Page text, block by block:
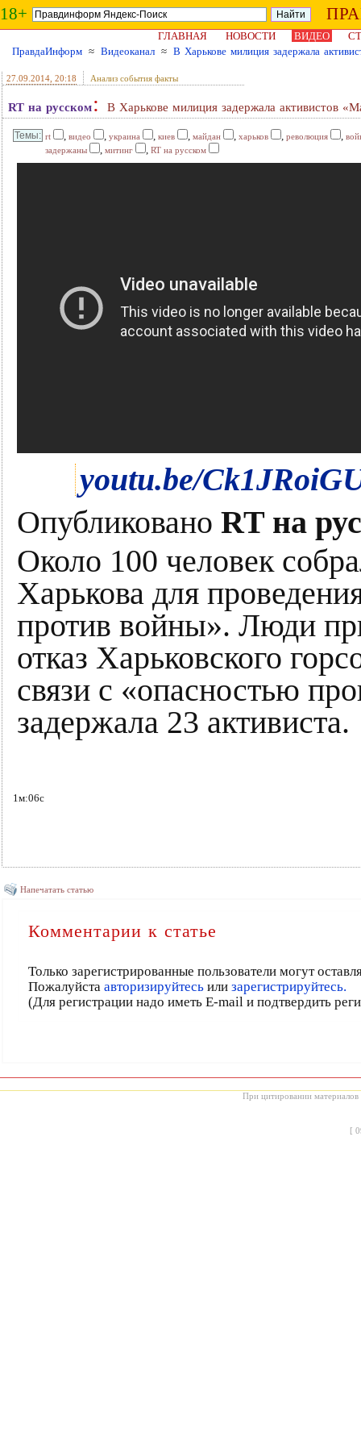
18+
ГЛАВНАЯ НОВОСТИ ВИДЕО
ПравдаИнформ ≈ Видеоканал ≈ В Харькове милиция задержала
27.09.2014 , 20:18 Анализ события факты
RT на русском: В Харькове милиция задержала активистов
rt , видео , украина , киев , майдан , харьков , революция ,
задержаны
, митинг , RT на русском
youtu.be/
Опубликовано RT на
Около 100 человек
Харькова для
против войны». Люди
отказ Харьковского
связи с «опасностью
задержала 23 активиста.
1м:06с
Напечатать статью
Комментарии к статье
Только зарегистрированные пользователи могут
Пожалуйста авторизируйтесьили зарегистрируйтесь.
(Для регистрации надо иметь E-mail и подтвердить
При цитировании материалов
[